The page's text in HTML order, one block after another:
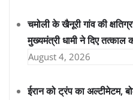
चमोली के खैनूरी गांव की
मुख्यमंत्री धामी ने दिए तत्काल
August 4, 2026
ईरान को ट्रंप का अल्टीमेटम,